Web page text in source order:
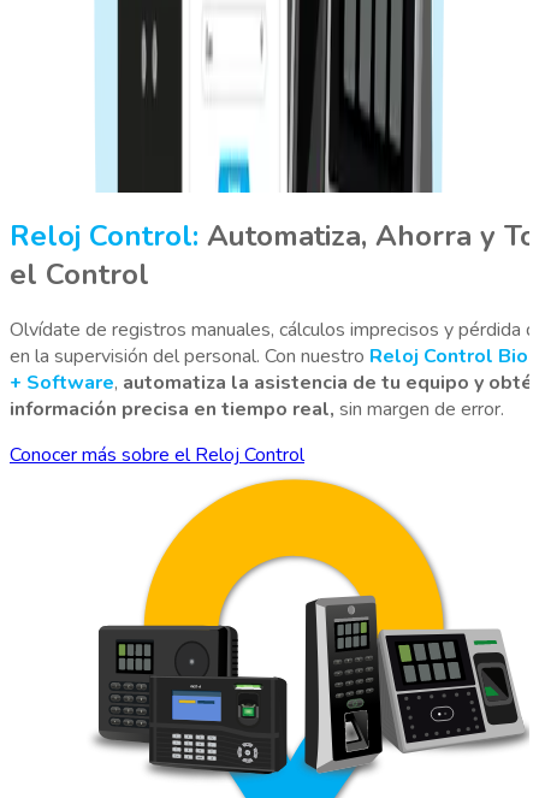
Reloj Control: Automatiza, Ahorra y
el Control
Olvídate de registros manuales, cálculos imprecisos y pérdida
en la supervisión del personal. Con nuestro Reloj Control
+ Software, automatiza la asistencia de tu equipo y
información precisa en tiempo real, sin margen de error.
Conocer más sobre el Reloj Control